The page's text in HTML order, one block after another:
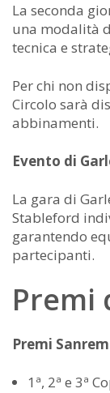
La seconda
una modalità
tecnica e
Per chi non
Circolo sarà
abbinamenti.
Evento di
La gara di
Stableford
garantendo
partecipanti.
Premi
Premi
1ª, 2ª e 3ª